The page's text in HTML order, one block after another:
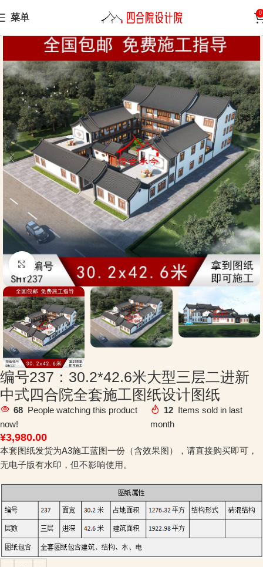
菜单 0
Home Siheyuan
Click to enlarge
编号237：30.2*42.6米大型三层二进新
中式四合院全套施工图纸设计图纸
68 People watching this product
now!
12 Items sold in last
month
¥3,980.00
本套图纸发货为A3施工蓝图一份（含效果图），请直接购买即可，
无电子版有水印，但不影响使用。